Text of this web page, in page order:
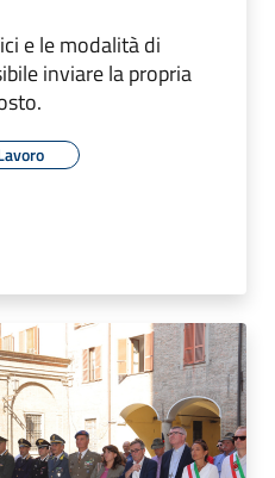
e le modalità di
inviare la propria